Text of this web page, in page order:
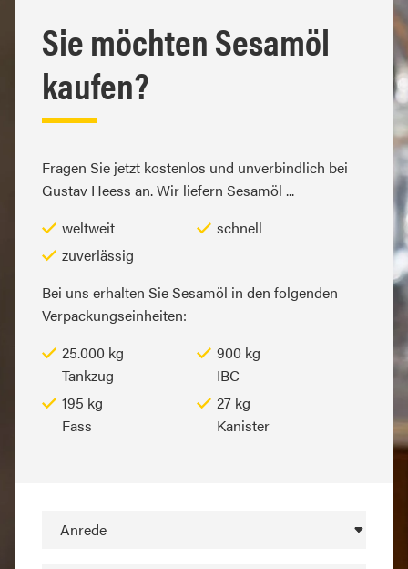
Sie möchten Sesamöl
kaufen?
Fragen Sie jetzt kostenlos und unverbindlich bei
Gustav Heess an. Wir liefern Sesamöl ...
weltweit
schnell
zuverlässig
Bei uns erhalten Sie Sesamöl in den folgenden
Verpackungseinheiten:
25.000 kg
Tankzug
900 kg
IBC
195 kg
Fass
27 kg
Kanister
Anrede